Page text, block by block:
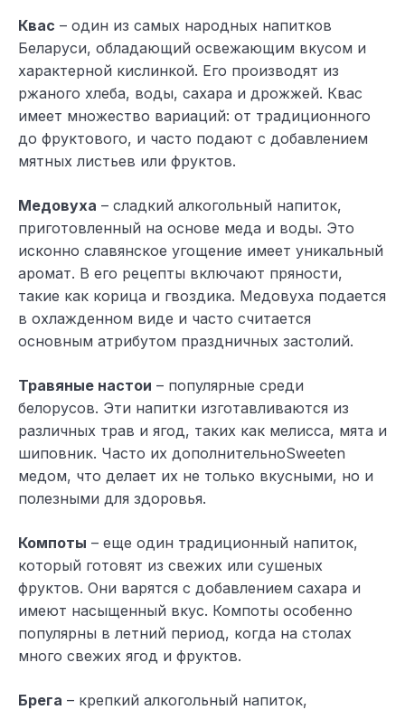
Квас – один из самых народных напитков
Беларуси, обладающий освежающим вкусом и
характерной кислинкой. Его производят из
ржаного хлеба, воды, сахара и дрожжей. Квас
имеет множество вариаций: от традиционного
до фруктового, и часто подают с добавлением
мятных листьев или фруктов.
Медовуха – сладкий алкогольный напиток,
приготовленный на основе меда и воды. Это
исконно славянское угощение имеет уникальный
аромат. В его рецепты включают пряности,
такие как корица и гвоздика. Медовуха подается
в охлажденном виде и часто считается
основным атрибутом праздничных застолий.
Травяные настои – популярные среди
белорусов. Эти напитки изготавливаются из
различных трав и ягод, таких как мелисса, мята и
шиповник. Часто их дополнительноSweeten
медом, что делает их не только вкусными, но и
полезными для здоровья.
Компоты – еще один традиционный напиток,
который готовят из свежих или сушеных
фруктов. Они варятся с добавлением сахара и
имеют насыщенный вкус. Компоты особенно
популярны в летний период, когда на столах
много свежих ягод и фруктов.
Брега – крепкий алкогольный напиток,